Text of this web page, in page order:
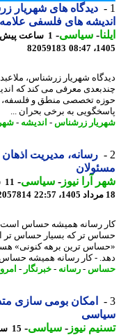
دیدگاه های شهریار
های فلسفی علامه
-سیاسی-
82059183
شهریار زرشناس،
معرفی می کند که اندیشه
تخصصی منطق و فلسفه،
به برخی بحران ...
زرشناس-اندیشه-شهریار-
رسانه، مدیریت اذهان و
آرا نیوز-سیاسی-
11
82057814
رسانه همیشه حساس است، اما
تر که بسیار حساس تر است.
ترین برهه کنونی» هستند
- کار رسانه همیشه حساس
-رسانه-خبرنگار -امروز-
امکان بومی سازی
نیوز-سیاسی-
15